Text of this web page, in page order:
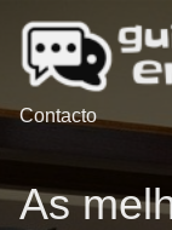
Contacto
As